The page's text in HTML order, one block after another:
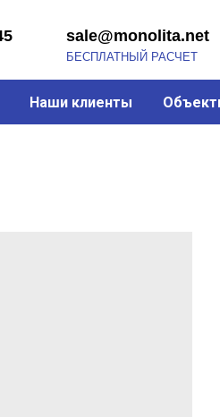
г.
ПН-
БЕСПЛАТНЫЙ РАСЧЕТ
sale@monolita.net
Наши клиенты